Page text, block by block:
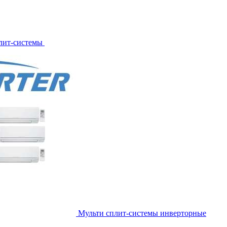
системы
Мульти сплит-системы инверторные